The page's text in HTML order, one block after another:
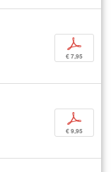
p
€ 7,95
p
€ 9,95